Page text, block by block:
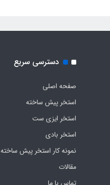
دسترسی سریع
صفحه اصلی
استخر پیش ساخته
استخر ایزی ست
استخر بادی
نمونه کار استخر پیش ساخته
مقالات